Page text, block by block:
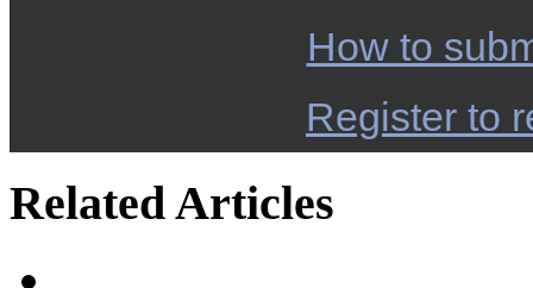
How to
Register to
Related Articles